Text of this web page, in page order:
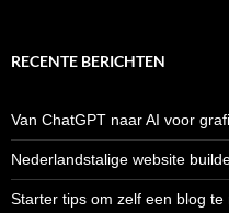
RECENTE BERICHTEN
Van ChatGPT naar AI voor
Nederlandstalige website
Starter tips om zelf een blog te